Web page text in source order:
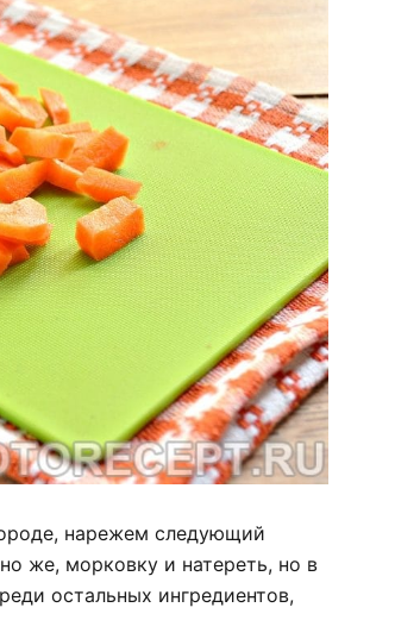
нарежем следующий
же, морковку и натереть, но в
остальных ингредиентов,